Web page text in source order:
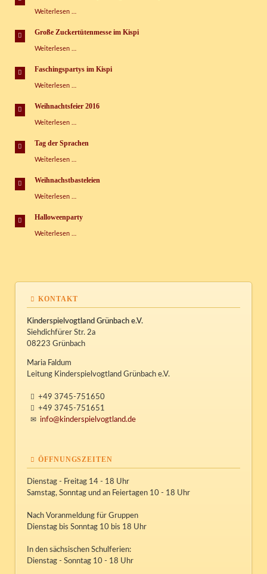
Weiterlesen …
Tag
Kinderspielhaus
Große Zuckertütenmesse im Kispi
Weiterlesen …
im
Faschingspartys im Kispi
Weiterlesen …
Kispi
Weihnachtsfeier 2016
Weiterlesen …
Tag der Sprachen
Weiterlesen …
Sprachen
Weihnachstbasteleien
Weiterlesen …
Halloweenparty
Weiterlesen …
KONTAKT
Kinderspielvogtland Grünbach e.V.
Siehdichfürer Str. 2a
08223 Grünbach
Maria Faldum
Leitung Kinderspielvogtland Grünbach e.V.
+49 3745-751650
+49 3745-751651
info@kinderspielvogtland.de
ÖFFNUNGSZEITEN
Dienstag - Freitag 14 - 18 Uhr
Samstag, Sonntag und an Feiertagen 10 - 18 Uhr
Nach Voranmeldung für Gruppen
Dienstag bis Sonntag 10 bis 18 Uhr
In den sächsischen Schulferien:
Dienstag - Sonntag 10 - 18 Uhr